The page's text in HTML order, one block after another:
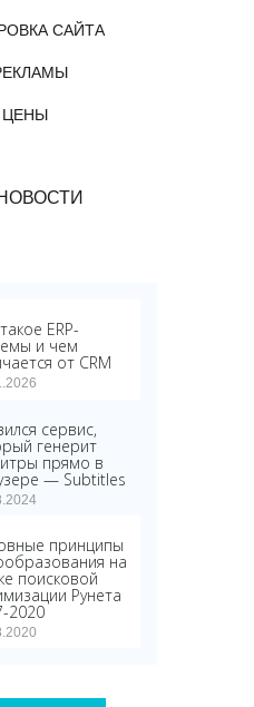
САЙТА
ЦЕНЫ
ERP-
и чем
от CRM
сервис,
генерит
прямо в
— Subtitles
принципы
на
поисковой
Рунета
2020